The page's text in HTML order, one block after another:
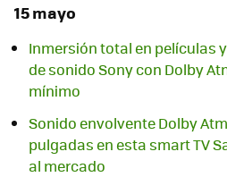
15 mayo
Inmersión total en películas
de sonido Sony con Dolby
mínimo
Sonido envolvente Dolby
pulgadas en esta smart TV
al mercado